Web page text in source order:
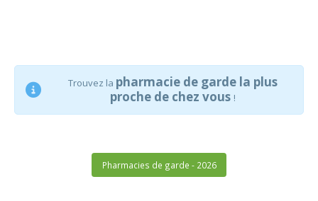
Trouvez la pharmacie de garde la plus
proche de chez vous !
Pharmacies de garde - 2026